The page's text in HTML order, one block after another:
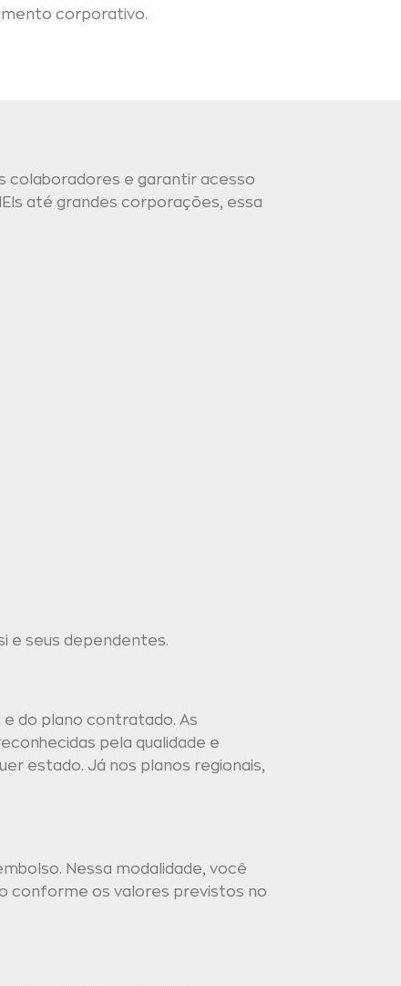
corporativo.
colaboradores e garantir acesso
até grandes corporações, essa
e seus dependentes.
do plano contratado. As
pela qualidade e
estado. Já nos planos regionais,
Nessa modalidade, você
conforme os valores previstos no